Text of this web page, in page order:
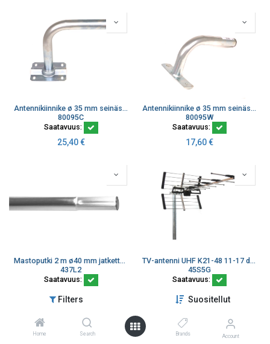
Filters Suositellut
Home Search Brands Account
Antennikiinnike ø 35 mm seinästä 170 mm korkeus 260 mm (korvaa 80095)
80095C
Saatavuus:
25,40€
Antennikiinnike ø 35 mm seinästä 140 mm korkeus 200 mm
80095W
Saatavuus:
17,60€
Mastoputki 2 m ø40 mm jatkettava sähkösinkitty (toimitus 6 kpl erissä)
437L2
Saatavuus:
21,60
TV-antenni UHF K21-48 11-17 dBi 25-elementtiä 1130 mm LTE700
45S5G
Saatavuus:
56,58 €